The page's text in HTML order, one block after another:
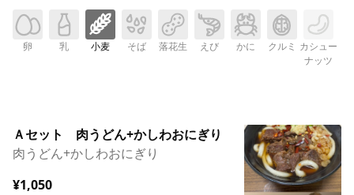
卵 乳 小麦 そば 落花生 えび かに クルミ カシュー
ナッツ
Ａセット 肉うどん+かしわおにぎり
肉うどん+かしわおにぎり
¥1,050